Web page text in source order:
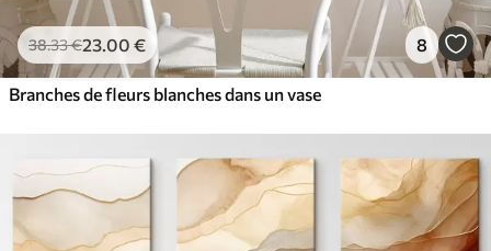
38.33€23 .00 € 8
Branches de fleurs blanches dans un vase